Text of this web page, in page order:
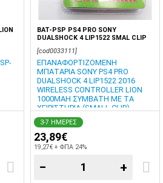
BAT-PSP PS4 PRO SONY
DUALSHOCK 4 LIP1522 SMAL CLIP
[cod0033111]
ΕΠΑΝΑΦΟΡΤΙΖΟΜΕΝΗ
ΜΠΑΤΑΡΙΑ SONY PS4 PRO
DUALSHOCK 4 LIP1522 2016
WIRELESS CONTROLLER LION
1000MAH ΣΥΜΒΑΤΗ ΜΕ ΤΑ
ΧΕΙΡΙΣΤΗΡΙΑ (SMALL CLIP)
ΕΞΑΝΤΛΗΘΗΚΑΝ
3-7 ΗΜΕΡΕΣ
23,89€
19,27€ + ΦΠΑ 24%
− +